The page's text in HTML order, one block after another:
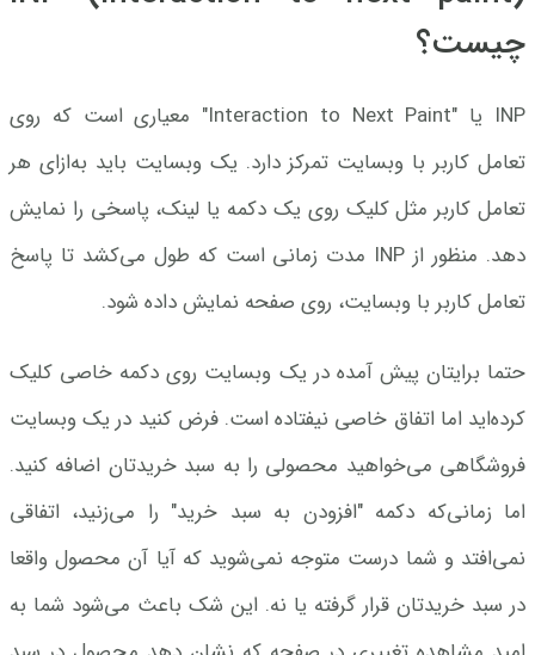
چیست؟
INP یا "Interaction to Next Paint" معیاری است که روی
تعامل کاربر با وبسایت تمرکز دارد. یک وبسایت باید به‌ازای هر
تعامل کاربر مثل کلیک روی یک دکمه یا لینک، پاسخی را نمایش
دهد. منظور از INP مدت زمانی است که طول می‌کشد تا پاسخ
تعامل کاربر با وبسایت، روی صفحه نمایش داده شود.
حتما برایتان پیش آمده در یک وبسایت روی دکمه خاصی کلیک
کرده‌اید اما اتفاق خاصی نیفتاده است. فرض کنید در یک وبسایت
فروشگاهی می‌خواهید محصولی را به سبد خریدتان اضافه کنید.
اما زمانی‌که دکمه "افزودن به سبد خرید" را می‌زنید، اتفاقی
نمی‌افتد و شما درست متوجه نمی‌شوید که آیا آن محصول واقعا
در سبد خریدتان قرار گرفته یا نه. این شک باعث می‌شود شما به